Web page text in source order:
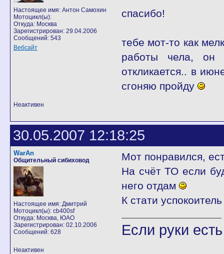
Настоящее имя: Антон Самохин
Мотоцикл(ы):
Откуда: Москва
Зарегистрирован: 29.04.2006
Сообщений: 543
Вебсайт
спасибо!
тебе мот-то как
работы чела, он
откликается.. в
сгоняю пройду
Неактивен
30.05.2007 12:18:25
WarAn
Общительный сибиховод
Настоящее имя: Дмитрий
Мотоцикл(ы): cb400sf
Откуда: Москва, ЮАО
Зарегистрирован: 02.10.2006
Сообщений: 628
Мот понравился,
На счёт ТО если
него отдам
К стати
Если руки
Неактивен